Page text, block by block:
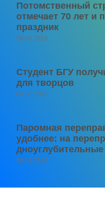
Потомственный
отмечает 70 лет и
праздник
06.08.2026
Студент БГУ
для творцов
06.08.2026
Паромная
удобнее: на
06.08.2026